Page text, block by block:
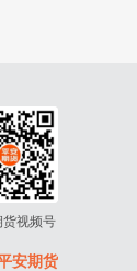
货视频号
安期货